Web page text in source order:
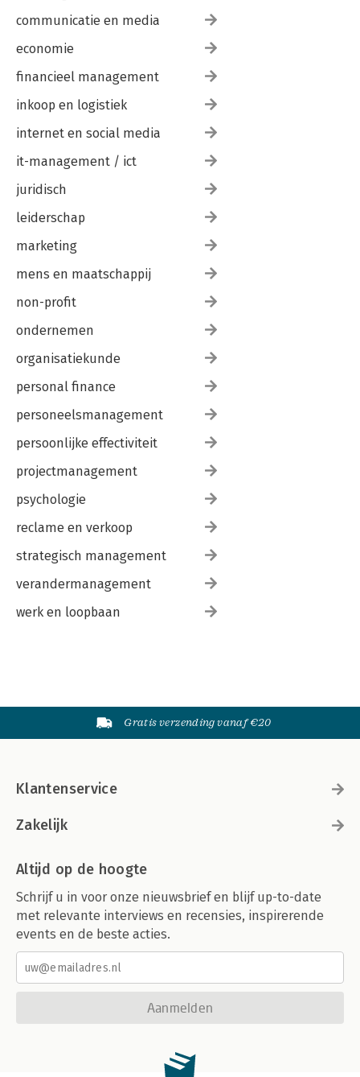
communicatie en media
economie
financieel management
inkoop en logistiek
internet en social media
it-management / ict
juridisch
leiderschap
marketing
mens en maatschappij
non-profit
ondernemen
organisatiekunde
personal finance
personeelsmanagement
persoonlijke effectiviteit
projectmanagement
psychologie
reclame en verkoop
strategisch management
verandermanagement
werk en loopbaan
Gratis verzending vanaf €20
Klantenservice
Zakelijk
Altijd op de hoogte
Schrijf u in voor onze nieuwsbrief en blijf up-to-date
met relevante interviews en recensies, inspirerende
events en de beste acties.
Aanmelden